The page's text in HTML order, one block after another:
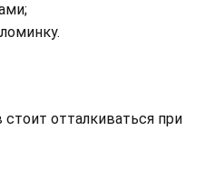
отталкиваться при